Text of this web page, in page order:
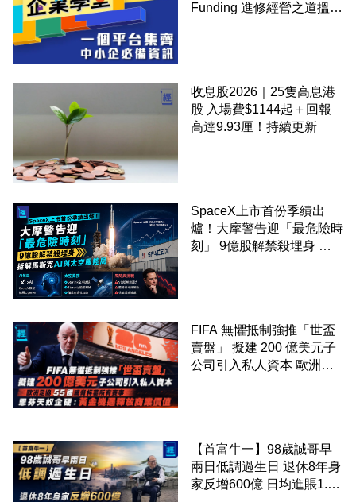
Funding 進修經營之道搵大
收息股2026｜25隻高息港
股 入場費$1144起＋回報
高達9.93厘！持續更新
SpaceX上市首份季績出
爐！大摩警告迎「最危險時
刻」 9億股解禁殺埋身 拆
FIFA 無懼抵制強推「世盃
賣盤」 擬建 200 億美元子
公司引入私人資本 歐洲足
【首富牛一】98歲誠哥早
兩日低調過生日 退休8年身
家反增600億 日均進賬1.67